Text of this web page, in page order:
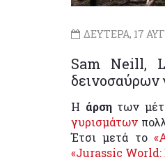
ΔΕΥΤΕΡΑ, 17
Sam Neill,
δεινοσαύρων
Η άρση των
γυρισμάτων
Έτσι μετά το
«Jurassic